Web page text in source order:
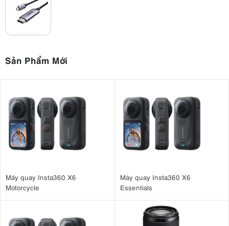
Sản Phẩm Mới
Máy quay Insta360 X6
Motorcycle
Máy quay Insta360 X6
Essentials